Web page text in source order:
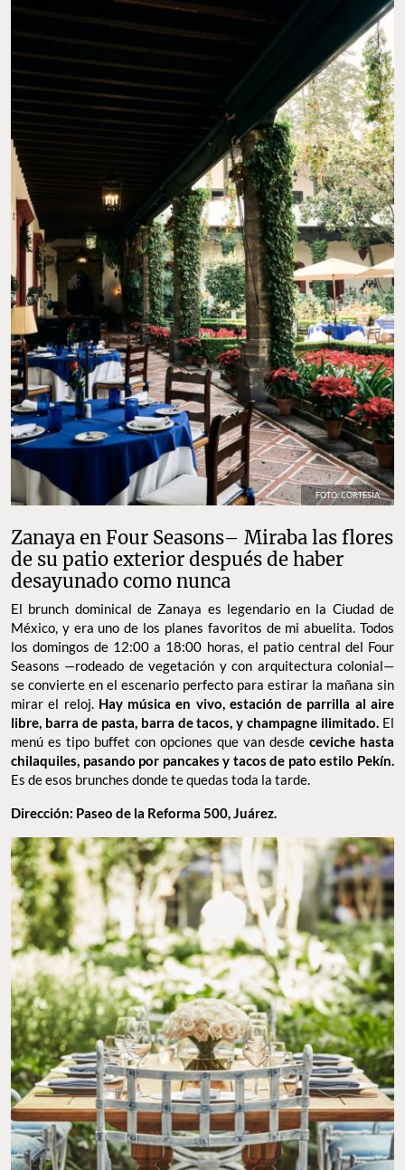
FOTO: CORTESÍA
Zanaya en Four Seasons– Miraba las flores
de su patio exterior después de haber
desayunado como nunca
El brunch dominical de Zanaya es legendario en la Ciudad de
México, y era uno de los planes favoritos de mi abuelita. Todos
los domingos de 12:00 a 18:00 horas, el patio central del Four
Seasons —rodeado de vegetación y con arquitectura colonial—
se convierte en el escenario perfecto para estirar la mañana sin
mirar el reloj. Hay música en vivo, estación de parrilla al aire
libre, barra de pasta, barra de tacos, y champagne ilimitado. El
menú es tipo buffet con opciones que van desde ceviche hasta
chilaquiles, pasando por pancakes y tacos de pato estilo Pekín.
Es de esos brunches donde te quedas toda la tarde.
Dirección: Paseo de la Reforma 500, Juárez.